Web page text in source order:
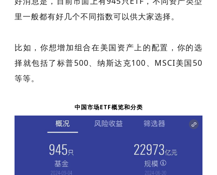
里一般都有好几个不同指数可以供大家选择。
比如，你想增加组合在美国资产上的配置，你的选
择就包括了标普500、纳斯达克100、MSCI美国50
等等。
中国市场ETF概览和分类